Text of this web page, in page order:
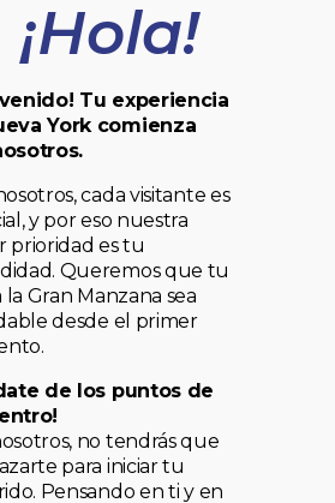
¡Hola!
Tu experiencia
York comienza
cada visitante es
y por eso nuestra
prioridad es tu
Queremos que tu
la Gran Manzana sea
desde el primer
de los puntos de
no tendrás que
para iniciar tu
Pensando en ti y en